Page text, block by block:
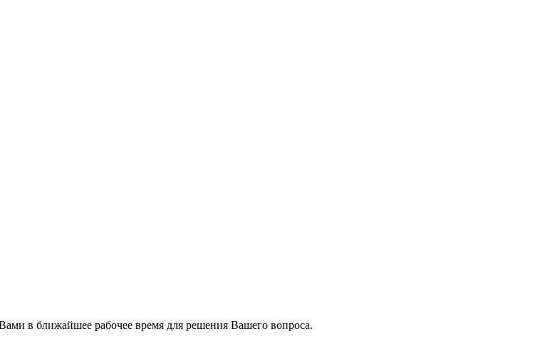
в ближайшее рабочее время для решения Вашего вопроса.